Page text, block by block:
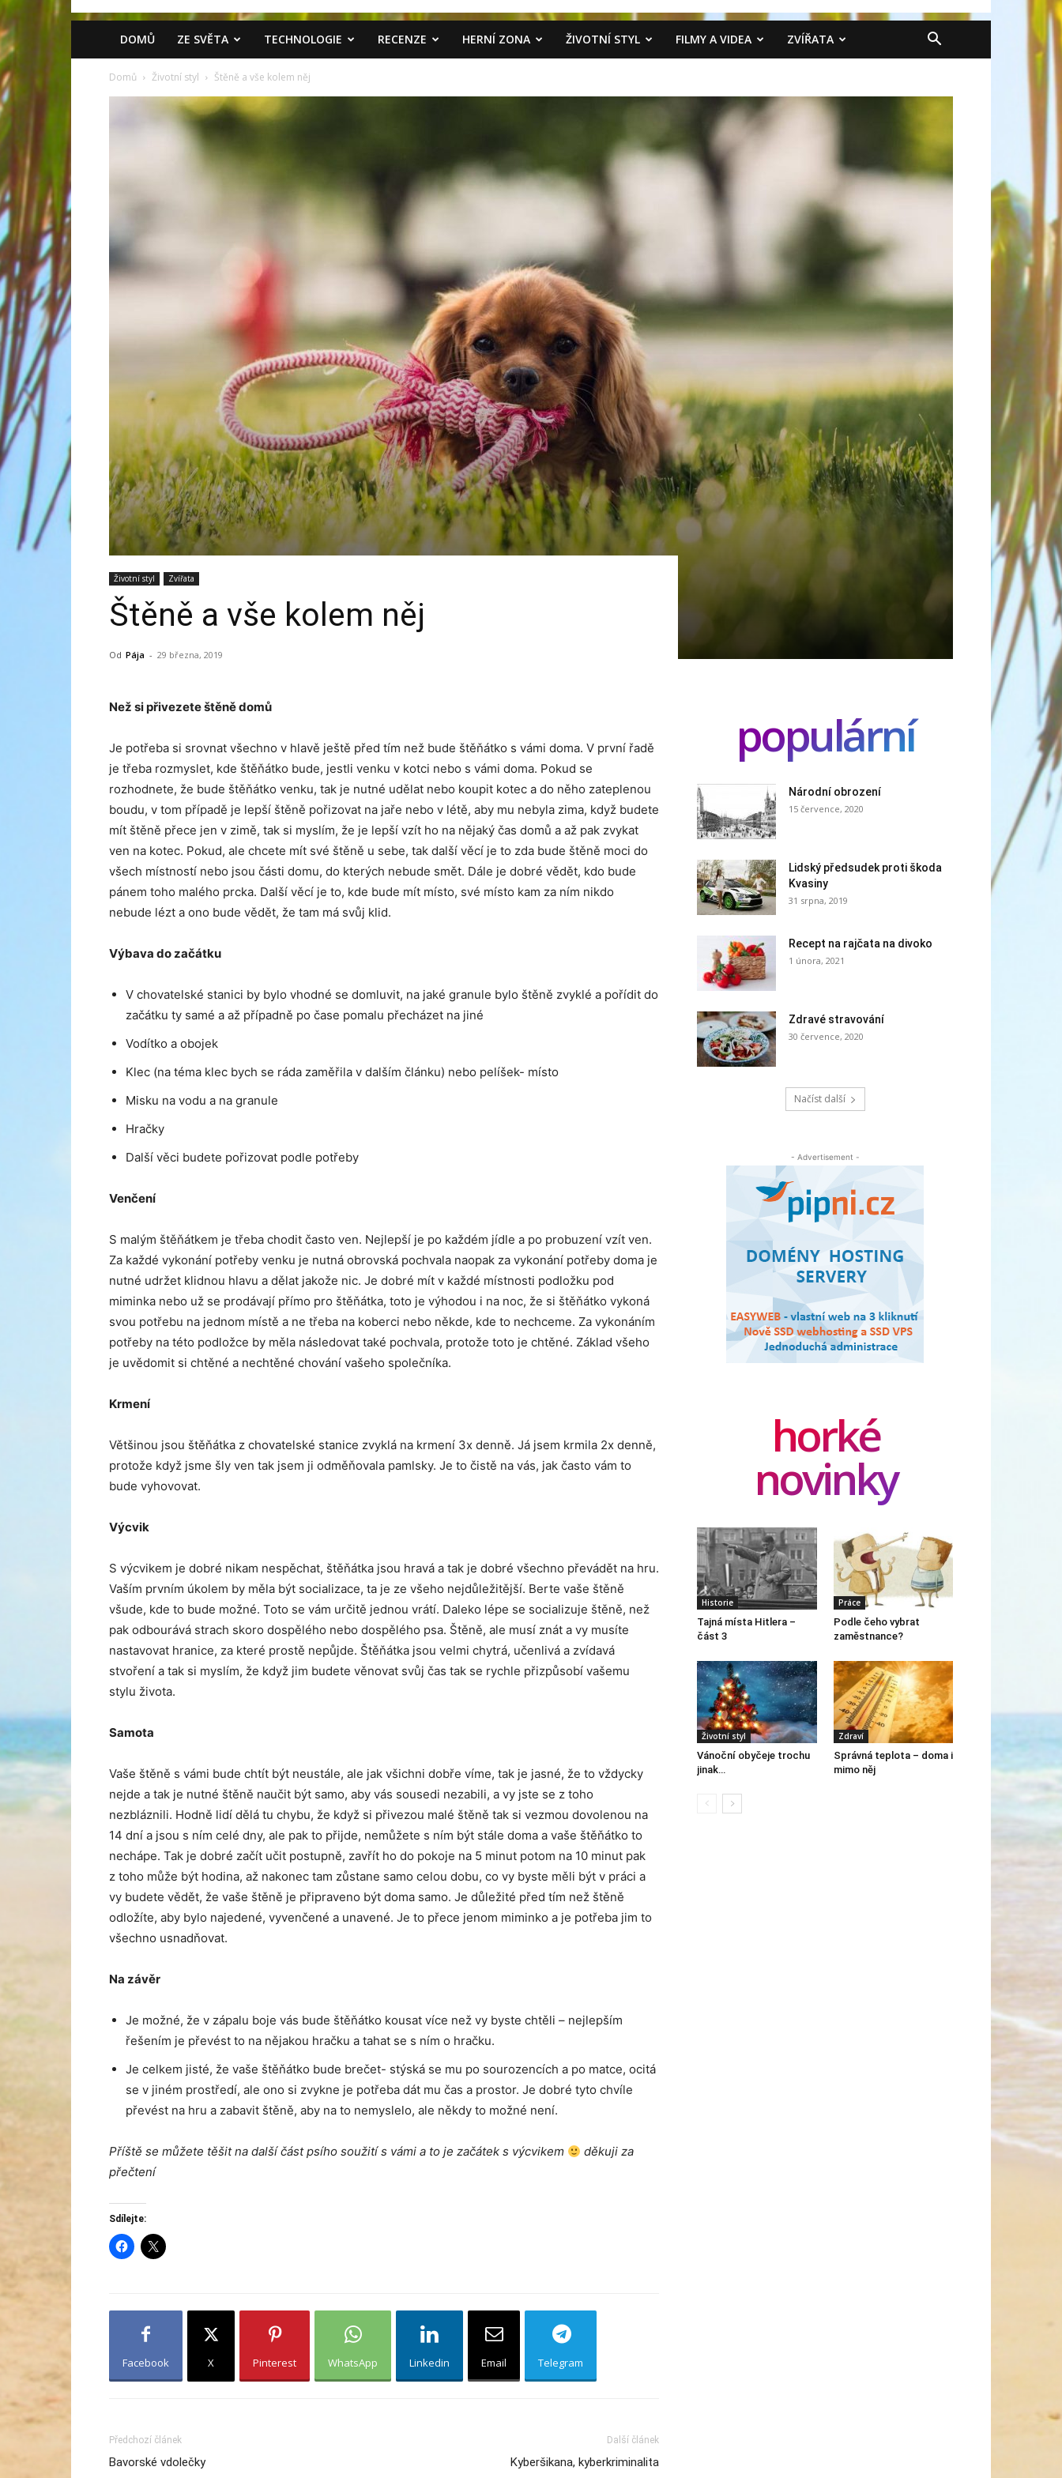
DOMŮ ZE SVĚTA TECHNOLOGIE RECENZE HERNÍ ZONA ŽIVOTNÍ STYL FILMY A VIDEA ZVÍŘATA
Domů Životní styl Štěně a vše kolem něj
Životní styl Zvířata
Štěně a vše kolem něj
Od Pája - 29 března, 2019
Než si přivezete štěně domů
Je potřeba si srovnat všechno v hlavě ještě před tím než bude štěňátko s vámi doma. V první řadě
je třeba rozmyslet, kde štěňátko bude, jestli venku v kotci nebo s vámi doma. Pokud se
rozhodnete, že bude štěňátko venku, tak je nutné udělat nebo koupit kotec a do něho zateplenou
boudu, v tom případě je lepší štěně pořizovat na jaře nebo v létě, aby mu nebyla zima, když budete
mít štěně přece jen v zimě, tak si myslím, že je lepší vzít ho na nějaký čas domů a až pak zvykat
ven na kotec. Pokud, ale chcete mít své štěně u sebe, tak další věcí je to zda bude štěně moci do
všech místností nebo jsou části domu, do kterých nebude smět. Dále je dobré vědět, kdo bude
pánem toho malého prcka. Další věcí je to, kde bude mít místo, své místo kam za ním nikdo
nebude lézt a ono bude vědět, že tam má svůj klid.
Výbava do začátku
V chovatelské stanici by bylo vhodné se domluvit, na jaké granule bylo štěně zvyklé a pořídit do
začátku ty samé a až případně po čase pomalu přecházet na jiné
Vodítko a obojek
Klec (na téma klec bych se ráda zaměřila v dalším článku) nebo pelíšek- místo
Misku na vodu a na granule
Hračky
Další věci budete pořizovat podle potřeby
Venčení
S malým štěňátkem je třeba chodit často ven. Nejlepší je po každém jídle a po probuzení vzít ven.
Za každé vykonání potřeby venku je nutná obrovská pochvala naopak za vykonání potřeby doma je
nutné udržet klidnou hlavu a dělat jakože nic. Je dobré mít v každé místnosti podložku pod
miminka nebo už se prodávají přímo pro štěňátka, toto je výhodou i na noc, že si štěňátko vykoná
svou potřebu na jednom místě a ne třeba na koberci nebo někde, kde to nechceme. Za vykonáním
potřeby na této podložce by měla následovat také pochvala, protože toto je chtěné. Základ všeho
je uvědomit si chtěné a nechtěné chování vašeho společníka.
Krmení
Většinou jsou štěňátka z chovatelské stanice zvyklá na krmení 3x denně. Já jsem krmila 2x denně,
protože když jsme šly ven tak jsem ji odměňovala pamlsky. Je to čistě na vás, jak často vám to
bude vyhovovat.
Výcvik
S výcvikem je dobré nikam nespěchat, štěňátka jsou hravá a tak je dobré všechno převádět na hru.
Vaším prvním úkolem by měla být socializace, ta je ze všeho nejdůležitější. Berte vaše štěně
všude, kde to bude možné. Toto se vám určitě jednou vrátí. Daleko lépe se socializuje štěně, než
pak odbourává strach skoro dospělého nebo dospělého psa. Štěně, ale musí znát a vy musíte
nastavovat hranice, za které prostě nepůjde. Štěňátka jsou velmi chytrá, učenlivá a zvídavá
stvoření a tak si myslím, že když jim budete věnovat svůj čas tak se rychle přizpůsobí vašemu
stylu života.
Samota
Vaše štěně s vámi bude chtít být neustále, ale jak všichni dobře víme, tak je jasné, že to vždycky
nejde a tak je nutné štěně naučit být samo, aby vás sousedi nezabili, a vy jste se z toho
nezbláznili. Hodně lidí dělá tu chybu, že když si přivezou malé štěně tak si vezmou dovolenou na
14 dní a jsou s ním celé dny, ale pak to přijde, nemůžete s ním být stále doma a vaše štěňátko to
nechápe. Tak je dobré začít učit postupně, zavřít ho do pokoje na 5 minut potom na 10 minut pak
z toho může být hodina, až nakonec tam zůstane samo celou dobu, co vy byste měli být v práci a
vy budete vědět, že vaše štěně je připraveno být doma samo. Je důležité před tím než štěně
odložíte, aby bylo najedené, vyvenčené a unavené. Je to přece jenom miminko a je potřeba jim to
všechno usnadňovat.
Na závěr
Je možné, že v zápalu boje vás bude štěňátko kousat více než vy byste chtěli – nejlepším
řešením je převést to na nějakou hračku a tahat se s ním o hračku.
Je celkem jisté, že vaše štěňátko bude brečet- stýská se mu po sourozencích a po matce, ocitá
se v jiném prostředí, ale ono si zvykne je potřeba dát mu čas a prostor. Je dobré tyto chvíle
převést na hru a zabavit štěně, aby na to nemyslelo, ale někdy to možné není.
Příště se můžete těšit na další část psího soužití s vámi a to je začátek s výcvikem
děkuji za
přečtení
Sdílejte:
Facebook X Pinterest WhatsApp Linkedin Email Telegram
Předchozí článek
Bavorské vdolečky
Další článek
Kyberšikana, kyberkriminalita
populární
Národní obrození
15 července, 2020
Lidský předsudek proti škoda
Kvasiny
31 srpna, 2019
Recept na rajčata na divoko
1 února, 2021
Zdravé stravování
30 července, 2020
Načíst další
- Advertisement -
horké
novinky
Historie
Tajná místa Hitlera –
část 3
Práce
Podle čeho vybrat
zaměstnance?
Životní styl
Vánoční obyčeje trochu
jinak…
Zdraví
Správná teplota – doma i
mimo něj